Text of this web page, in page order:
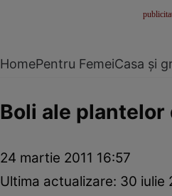
HomePentru FemeiCasa și
Boli ale
24 martie 2011 16:57
Ultima actualizare: 30 iulie